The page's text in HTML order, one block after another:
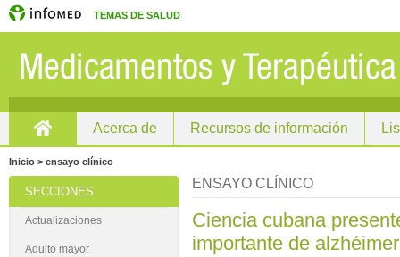
TEMAS DE SALUD
Acerca de Recursos de información
Inicio > ensayo clínico
ENSAYO CLÍNICO
Ciencia cubana
importante de
SECCIONES
Actualizaciones
Adulto mayor